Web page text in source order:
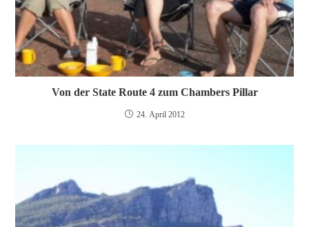
Von der State Route 4 zum Chambers Pillar
24. April 2012